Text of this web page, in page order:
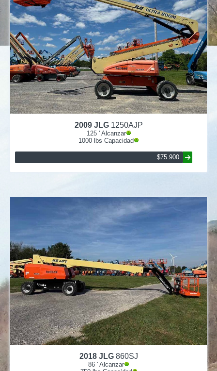
2009 JLG 1250AJP
125' Alcanzar
1000 lbs Capacidad
$75.900
2018 JLG 860SJ
86 ' Alcanzar